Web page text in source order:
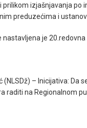
prilikom izjašnjavanja po
preduzećima i
nastavljena je
(NLSDž) – Inicijativa: Da
raditi na Regionalnom